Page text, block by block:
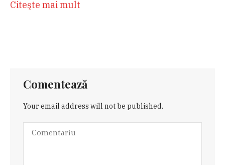
Citeşte mai mult
Comentează
Your email address will not be published.